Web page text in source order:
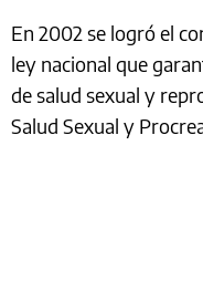
En 2002 se logró el
ley nacional que
de salud sexual y
Salud Sexual y